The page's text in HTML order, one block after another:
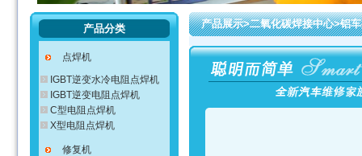
产品分类
点焊机
IGBT逆变水冷电阻点焊机
IGBT逆变电阻点焊机
C型电阻点焊机
X型电阻点焊机
修复机
产品展示>二氧化碳焊接中心>铝